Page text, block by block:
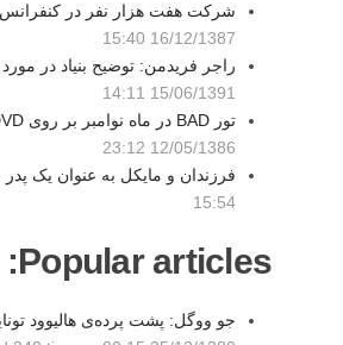
شرکت هفت هزار نفر در کنفرانس
16/12/1387 15:40
راجر فریدمن: توضیح بنیاد در مورد
15/06/1391 14:11
تور BAD در ماه نوامبر بر روی DVD عرضه میشود -
12/05/1386 23:12
فرزندان و مایکل به عنوان یک پدر
15:54
Popular articles:
جو ووگل: پشت پرده‌ی هالیوود